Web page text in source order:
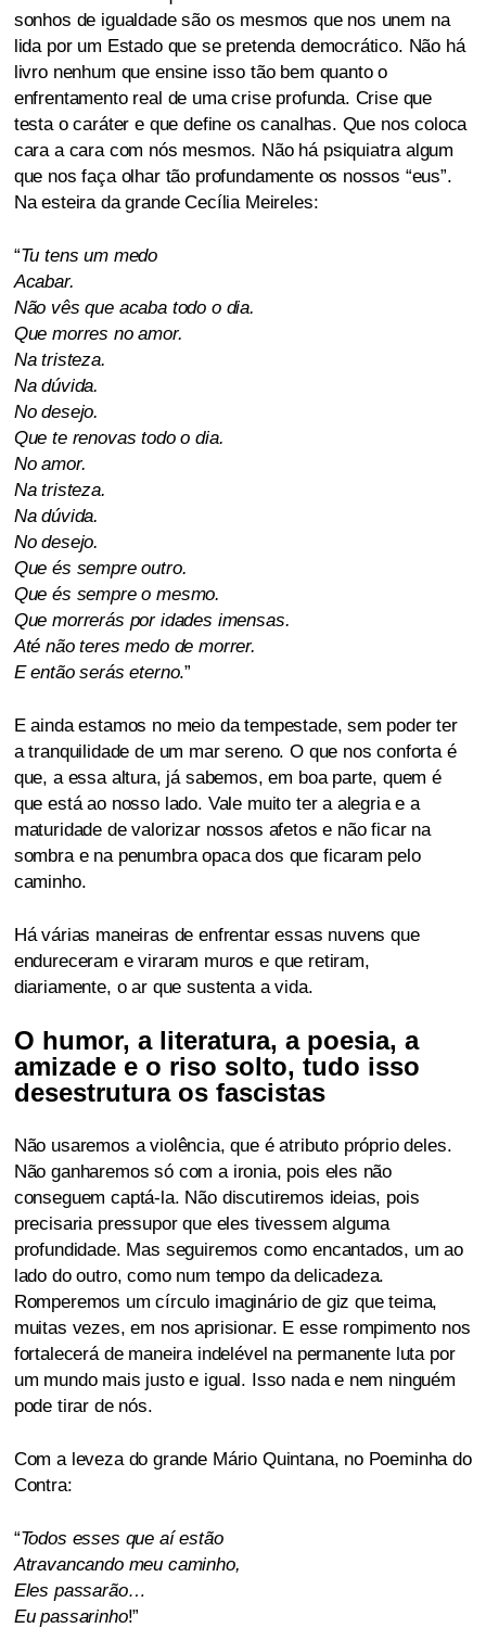
sonhos de igualdade são os mesmos que nos unem na
lida por um Estado que se pretenda democrático. Não há
livro nenhum que ensine isso tão bem quanto o
enfrentamento real de uma crise profunda. Crise que
testa o caráter e que define os canalhas. Que nos coloca
cara a cara com nós mesmos. Não há psiquiatra algum
que nos faça olhar tão profundamente os nossos “eus”.
Na esteira da grande Cecília Meireles:
“Tu tens um medo
Acabar.
Não vês que acaba todo o dia.
Que morres no amor.
Na tristeza.
Na dúvida.
No desejo.
Que te renovas todo o dia.
No amor.
Na tristeza.
Na dúvida.
No desejo.
Que és sempre outro.
Que és sempre o mesmo.
Que morrerás por idades imensas.
Até não teres medo de morrer.
E então serás eterno.”
E ainda estamos no meio da tempestade, sem poder ter
a tranquilidade de um mar sereno. O que nos conforta é
que, a essa altura, já sabemos, em boa parte, quem é
que está ao nosso lado. Vale muito ter a alegria e a
maturidade de valorizar nossos afetos e não ficar na
sombra e na penumbra opaca dos que ficaram pelo
caminho.
Há várias maneiras de enfrentar essas nuvens que
endureceram e viraram muros e que retiram,
diariamente, o ar que sustenta a vida.
O humor, a literatura, a poesia, a
amizade e o riso solto, tudo isso
desestrutura os fascistas
Não usaremos a violência, que é atributo próprio deles.
Não ganharemos só com a ironia, pois eles não
conseguem captá-la. Não discutiremos ideias, pois
precisaria pressupor que eles tivessem alguma
profundidade. Mas seguiremos como encantados, um ao
lado do outro, como num tempo da delicadeza.
Romperemos um círculo imaginário de giz que teima,
muitas vezes, em nos aprisionar. E esse rompimento nos
fortalecerá de maneira indelével na permanente luta por
um mundo mais justo e igual. Isso nada e nem ninguém
pode tirar de nós.
Com a leveza do grande Mário Quintana, no Poeminha do
Contra:
“Todos esses que aí estão
Atravancando meu caminho,
Eles passarão…
Eu passarinho!”